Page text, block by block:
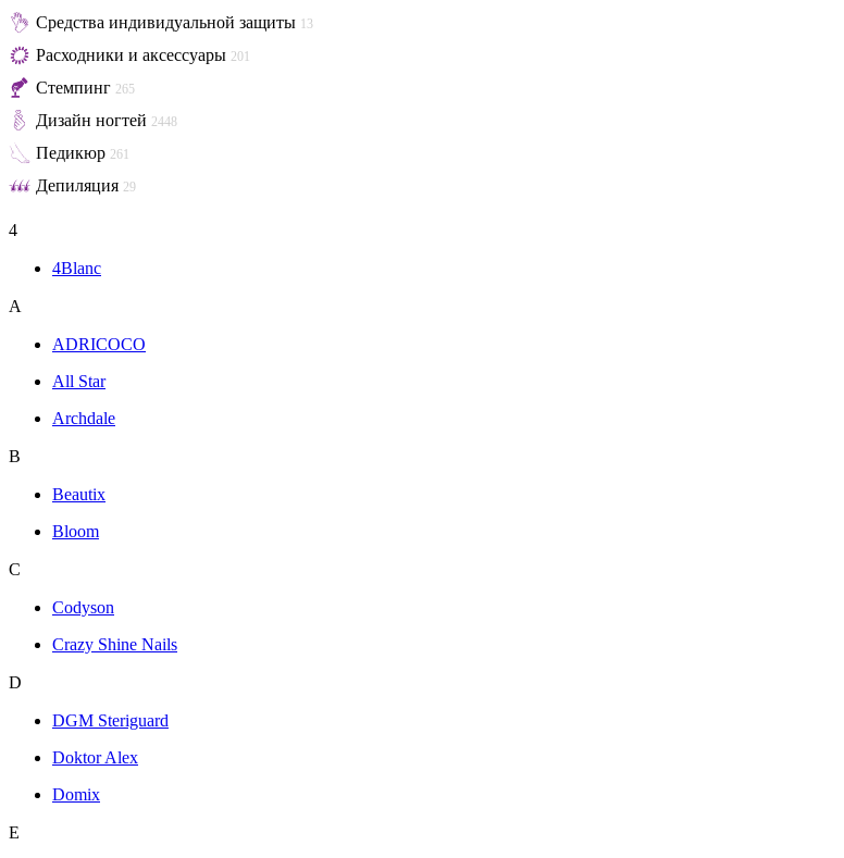
Средства индивидуальной защиты 13
Расходники и аксессуары 201
Стемпинг 265
Дизайн ногтей 2448
Педикюр 261
Депиляция 29
4
4Blanc
A
ADRICOCO
All Star
Archdale
B
Beautix
Bloom
C
Codyson
Crazy Shine Nails
D
DGM Steriguard
Doktor Alex
Domix
E